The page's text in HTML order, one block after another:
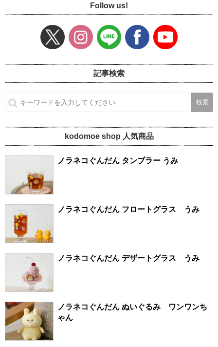
Follow us!
記事検索
kodomoe shop 人気商品
ノラネコぐんだん タンブラー うみ
ノラネコぐんだん フロートグラス うみ
ノラネコぐんだん デザートグラス うみ
ノラネコぐんだん ぬいぐるみ ワンワンち
ゃん